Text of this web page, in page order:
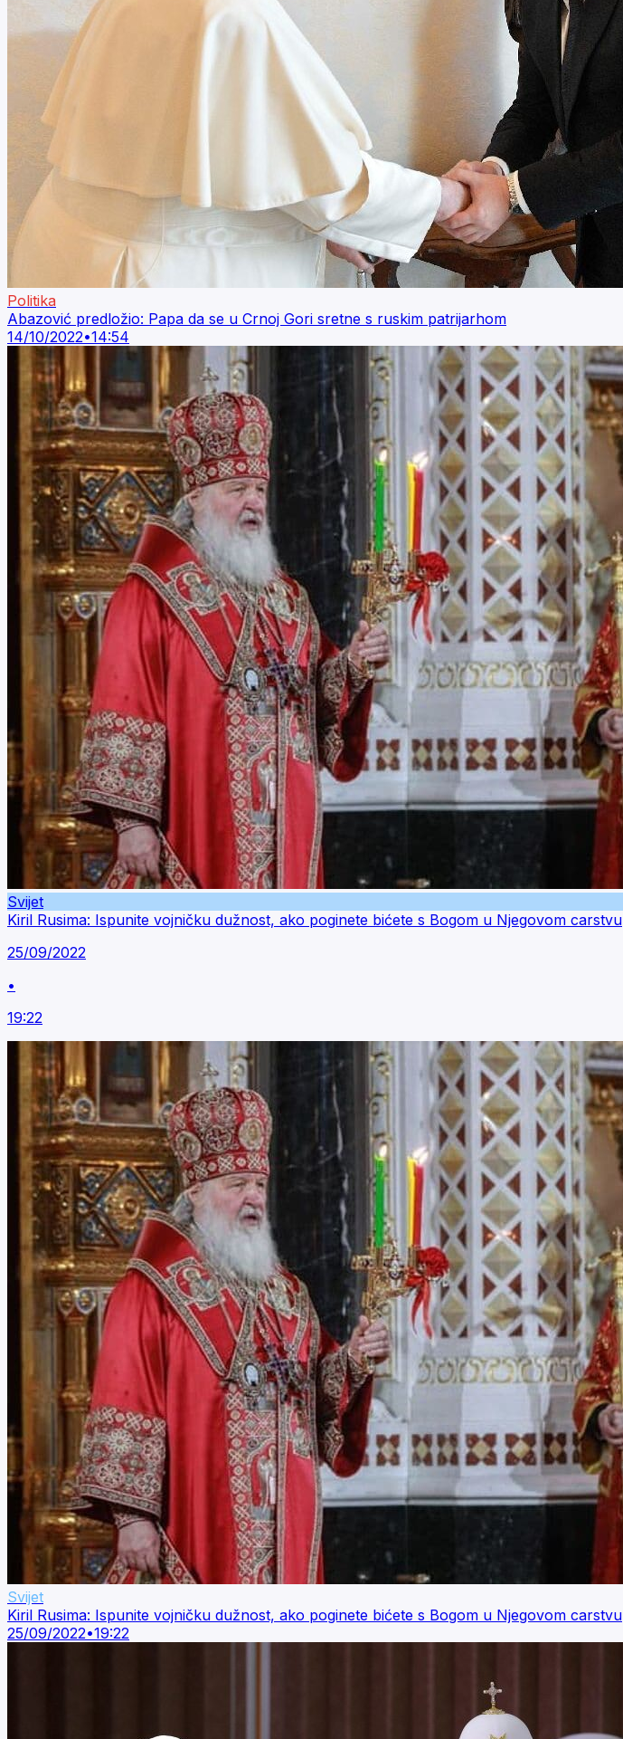
Politika
Abazović predložio: Papa da se u Crnoj Gori sretne s ruskim patrijarhom
14/10/2022•14:54
Svijet
Kiril Rusima: Ispunite vojničku dužnost, ako poginete bićete s Bogom u Njegovom carstvu
25/09/2022
•
19:22
Svijet
Kiril Rusima: Ispunite vojničku dužnost, ako poginete bićete s Bogom u Njegovom carstvu
25/09/2022•19:22